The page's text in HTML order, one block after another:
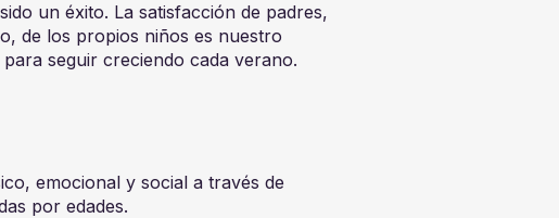
un éxito. La satisfacción de padres,
de los propios niños es nuestro
seguir creciendo cada verano.
emocional y social a través de
por edades.